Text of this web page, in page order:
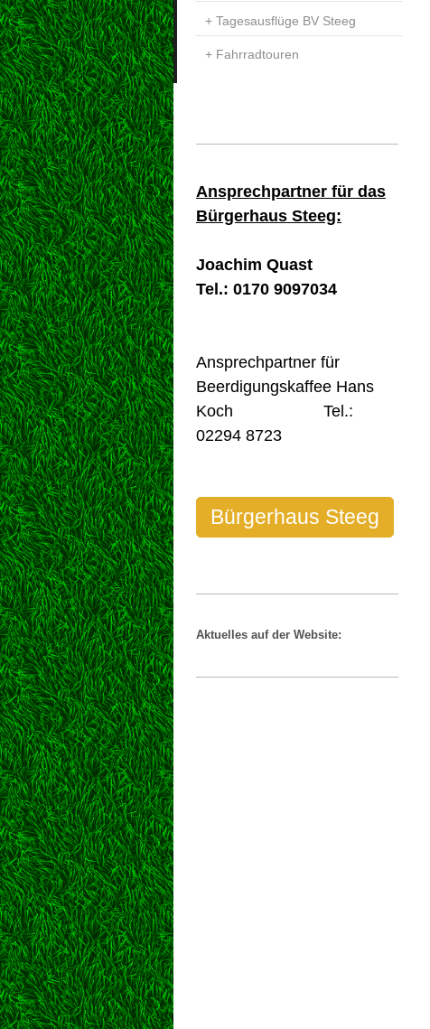
Tagesausflüge BV Steeg
Fahrradtouren
Ansprechpartner für das
Bürgerhaus Steeg:
Joachim Quast
Tel.: 0170 9097034
Ansprechpartner für
Beerdigungskaffee Hans
Koch Tel.:
02294 8723
Bürgerhaus Steeg
Aktuelles auf der Website: